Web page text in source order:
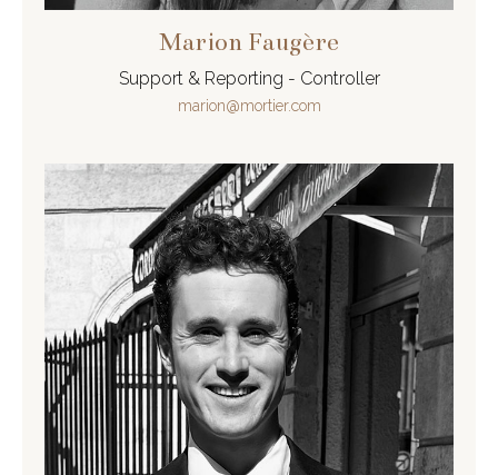
Marion Faugère
Support & Reporting - Controller
marion@mortier.com